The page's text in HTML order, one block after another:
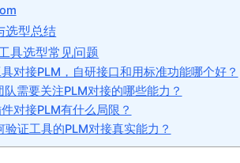
选型总结
具选型常见问题
对接PLM，自研接口和用标准功能哪个好？
队需要关注PLM对接的哪些能力？
对接PLM有什么局限？
验证工具的PLM对接真实能力？